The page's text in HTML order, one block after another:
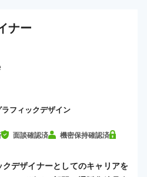
ナー
ラフィックデザイン
面談確認済 機密保持確認済
デザイナーとしてのキャリアを